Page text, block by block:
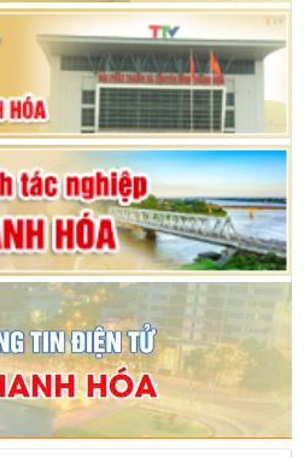
thứ hai bốn, Hội đồng nhân dân